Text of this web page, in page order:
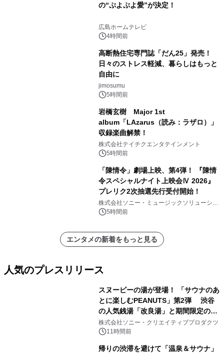
の“ぷよぷよ愛”が決定！
広島ホームテレビ
4時間前
高断熱住宅専門誌「だん25」発売！
日々のストレス軽減、暮らしはもっと
自由に
jimosumu
5時間前
岩橋玄樹 Major 1st
album「LAzarus（読み：ラザロ）」
収録楽曲解禁！
株式会社テイチクエンタテインメント
5時間前
「陳情令」劇場上映、第4弾！ 『陳情
令スペシャルナイト上映会Ⅳ 2026』
プレリク2次抽選先行受付開始！
株式会社ソニー・ミュージックソリューショ
ンズ5時間前
エンタメの新着をもっと見る
人気のプレスリリース
スヌーピーの湯が登場！ 「サウナのあ
とに楽しむPEANUTS」第2弾 渋谷
の人気銭湯「改良湯」と期間限定のコ
ラボレーション サウナイキタイコラ
ボグッズも発売決定！
株式会社ソニー・クリエイティブプロダクツ
11時間前
帰りの渋滞を避けて「温泉＆サウナ」